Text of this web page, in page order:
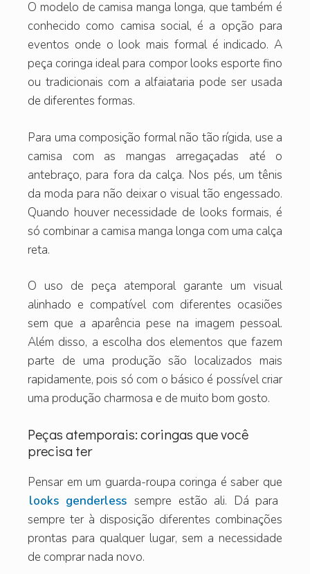
O modelo de camisa manga longa, que também é
conhecido como camisa social, é a opção para
eventos onde o look mais formal é indicado. A
peça coringa ideal para compor looks esporte fino
ou tradicionais com a alfaiataria pode ser usada
de diferentes formas.
Para uma composição formal não tão rígida, use a
camisa com as mangas arregaçadas até o
antebraço, para fora da calça. Nos pés, um tênis
da moda para não deixar o visual tão engessado.
Quando houver necessidade de looks formais, é
só combinar a camisa manga longa com uma calça
reta.
O uso de peça atemporal garante um visual
alinhado e compatível com diferentes ocasiões
sem que a aparência pese na imagem pessoal.
Além disso, a escolha dos elementos que fazem
parte de uma produção são localizados mais
rapidamente, pois só com o básico é possível criar
uma produção charmosa e de muito bom gosto.
Peças atemporais: coringas que você
precisa ter
Pensar em um guarda-roupa coringa é saber que
looks genderless sempre estão ali. Dá para
sempre ter à disposição diferentes combinações
prontas para qualquer lugar, sem a necessidade
de comprar nada novo.